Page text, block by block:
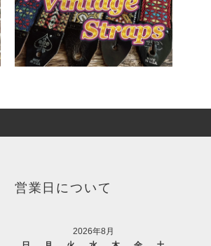
営業日について
2026年8月